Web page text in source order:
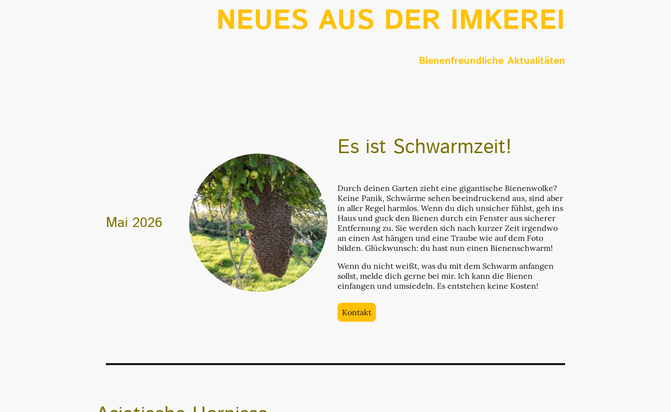
NEUES AUS DER IMKEREI
Bienenfreundliche Aktualitäten
Mai 2026
Es ist Schwarmzeit!
Durch deinen Garten zieht eine gigantische Bienenwolke?
Keine Panik, Schwärme sehen beeindruckend aus, sind aber
in aller Regel harmlos. Wenn du dich unsicher fühlst, geh ins
Haus und guck den Bienen durch ein Fenster aus sicherer
Entfernung zu. Sie werden sich nach kurzer Zeit irgendwo
an einen Ast hängen und eine Traube wie auf dem Foto
bilden. Glückwunsch: du hast nun einen Bienenschwarm!
Wenn du nicht weißt, was du mit dem Schwarm anfangen
sollst, melde dich gerne bei mir. Ich kann die Bienen
einfangen und umsiedeln. Es entstehen keine Kosten!
Kontakt